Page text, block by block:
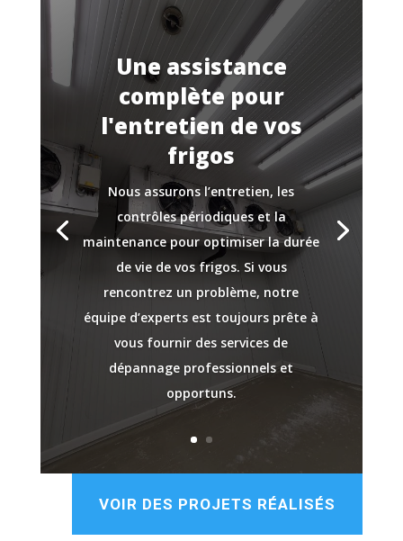
Une assistance
complète pour
l'entretien de vos
frigos
Nous assurons l’entretien, les
contrôles périodiques et la
maintenance pour optimiser la durée
de vie de vos frigos. Si vous
rencontrez un problème, notre
équipe d’experts est toujours prête à
vous fournir des services de
dépannage professionnels et
opportuns.
VOIR DES PROJETS RÉALISÉS